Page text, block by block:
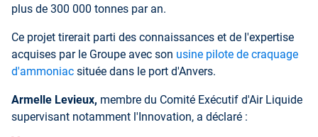
plus de 300 000 tonnes par an.
Ce projet tirerait parti des connaissances et de l'expertise
acquises par le Groupe avec son usine pilote de craquage
d'ammoniac située dans le port d'Anvers.
Armelle Levieux, membre du Comité Exécutif d'Air Liquide
supervisant notamment l'Innovation, a déclaré :